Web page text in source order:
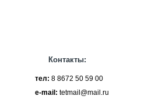
Контакты:
тел: 8 8672 50 59 00
e-mail: tetmail@mail.ru